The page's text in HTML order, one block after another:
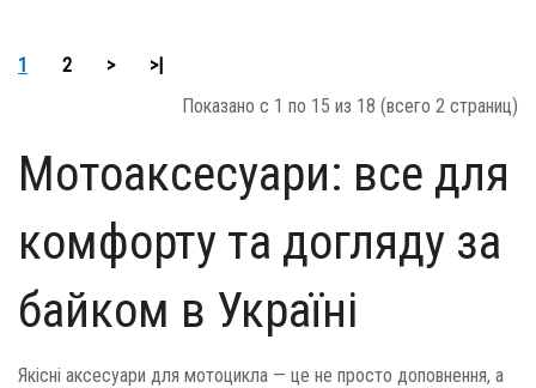
1 2 >
>|
Показано с 1 по 15 из 18 (всего 2 страниц)
Мотоаксесуари: все для
комфорту та догляду за
байком в Україні
Якісні аксесуари для мотоцикла — це не просто доповнення, а